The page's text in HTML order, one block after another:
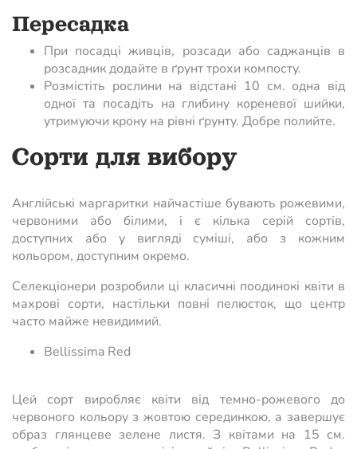
Пересадка
При посадці живців, розсади або саджанців в
розсадник додайте в ґрунт трохи компосту.
Розмістіть рослини на відстані 10 см. одна від
одної та посадіть на глибину кореневої шийки,
утримуючи крону на рівні ґрунту. Добре полийте.
Сорти для вибору
Англійські маргаритки найчастіше бувають рожевими,
червоними або білими, і є кілька серій сортів,
доступних або у вигляді суміші, або з кожним
кольором, доступним окремо.
Селекціонери розробили ці класичні поодинокі квіти в
махрові сорти, настільки повні пелюсток, що центр
часто майже невидимий.
Bellissima Red
Цей сорт виробляє квіти від темно-рожевого до
червоного кольору з жовтою серединкою, а завершує
образ глянцеве зелене листя. З квітами на 15 см.